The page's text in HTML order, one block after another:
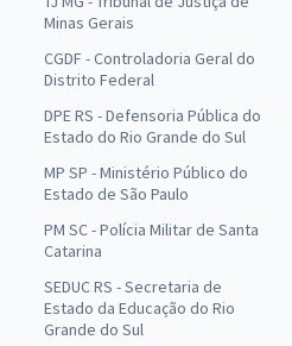
Minas Gerais
CGDF - Controladoria Geral do
Distrito Federal
DPE RS - Defensoria Pública do
Estado do Rio Grande do Sul
MP SP - Ministério Público do
Estado de São Paulo
PM SC - Polícia Militar de Santa
Catarina
SEDUC RS - Secretaria de
Estado da Educação do Rio
Grande do Sul